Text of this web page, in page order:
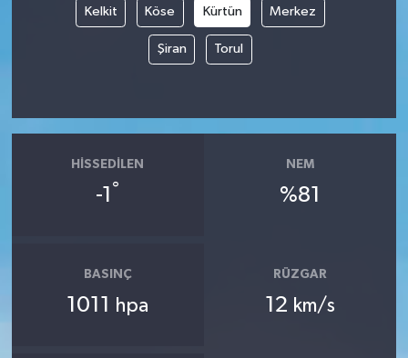
Kelkit Köse Kürtün Merkez
Şiran Torul
HISSEDILEN
-1 °
NEM
%81
BASINÇ
1011 hpa
RÜZGAR
12 km/s